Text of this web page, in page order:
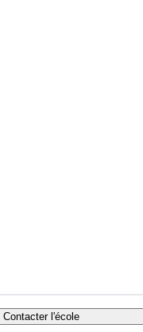
Contacter l'école